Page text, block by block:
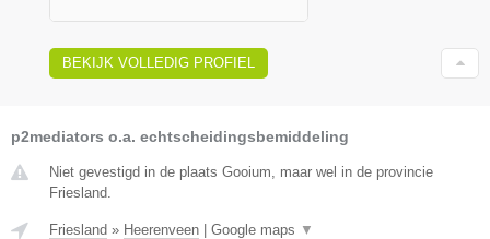
BEKIJK VOLLEDIG PROFIEL
p2mediators o.a. echtscheidingsbemiddeling
Niet gevestigd in de plaats Gooium, maar wel in de provincie
Friesland.
Friesland » Heerenveen Google maps ▼